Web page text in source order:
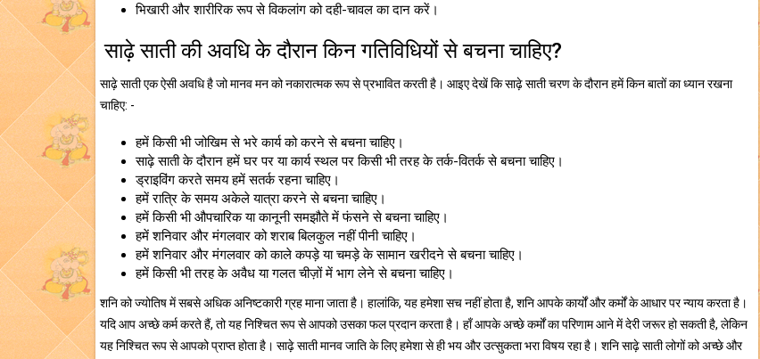
भिखारी और शारीरिक रूप से विकलांग को दही-चावल का दान करें।
साढ़े साती की अवधि के दौरान किन गतिविधियों से बचना चाहिए?
साढ़े साती एक ऐसी अवधि है जो मानव मन को नकारात्मक रूप से प्रभावित करती है। आइए देखें कि साढ़े साती चरण के दौरान हमें किन बातों का ध्यान रखना
चाहिए: -
हमें किसी भी जोखिम से भरे कार्य को करने से बचना चाहिए।
साढ़े साती के दौरान हमें घर पर या कार्य स्थल पर किसी भी तरह के तर्क-वितर्क से बचना चाहिए।
ड्राइविंग करते समय हमें सतर्क रहना चाहिए।
हमें रात्रि के समय अकेले यात्रा करने से बचना चाहिए।
हमें किसी भी औपचारिक या कानूनी समझौते में फंसने से बचना चाहिए।
हमें शनिवार और मंगलवार को शराब बिलकुल नहीं पीनी चाहिए।
हमें शनिवार और मंगलवार को काले कपड़े या चमड़े के सामान खरीदने से बचना चाहिए।
हमें किसी भी तरह के अवैध या गलत चीज़ों में भाग लेने से बचना चाहिए।
शनि को ज्योतिष में सबसे अधिक अनिष्टकारी ग्रह माना जाता है। हालांकि, यह हमेशा सच नहीं होता है, शनि आपके कार्यों और कर्मों के आधार पर न्याय करता है।
यदि आप अच्छे कर्म करते हैं, तो यह निश्चित रूप से आपको उसका फल प्रदान करता है। हाँ आपके अच्छे कर्मों का परिणाम आने में देरी जरूर हो सकती है, लेकिन
यह निश्चित रूप से आपको प्राप्त होता है। साढ़े साती मानव जाति के लिए हमेशा से ही भय और उत्सुकता भरा विषय रहा है। शनि साढ़े साती लोगों को अच्छे और